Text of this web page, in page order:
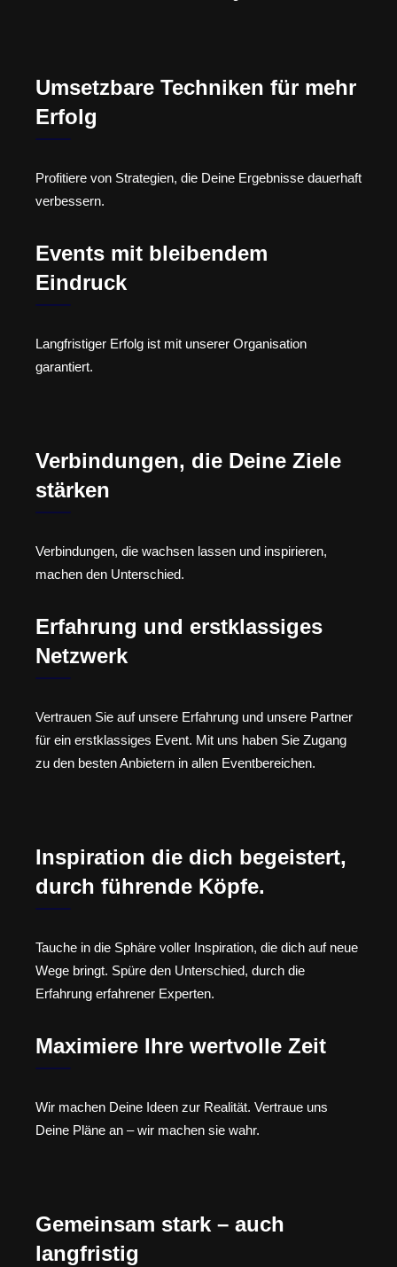
Umsetzbare Techniken für mehr
Erfolg
Profitiere von Strategien, die Deine Ergebnisse dauerhaft
verbessern.
Events mit bleibendem
Eindruck
Langfristiger Erfolg ist mit unserer Organisation
garantiert.
Verbindungen, die Deine Ziele
stärken
Verbindungen, die wachsen lassen und inspirieren,
machen den Unterschied.
Erfahrung und erstklassiges
Netzwerk
Vertrauen Sie auf unsere Erfahrung und unsere Partner
für ein erstklassiges Event. Mit uns haben Sie Zugang
zu den besten Anbietern in allen Eventbereichen.
Inspiration die dich begeistert,
durch führende Köpfe.
Tauche in die Sphäre voller Inspiration, die dich auf neue
Wege bringt. Spüre den Unterschied, durch die
Erfahrung erfahrener Experten.
Maximiere Ihre wertvolle Zeit
Wir machen Deine Ideen zur Realität. Vertraue uns
Deine Pläne an – wir machen sie wahr.
Gemeinsam stark – auch
langfristig